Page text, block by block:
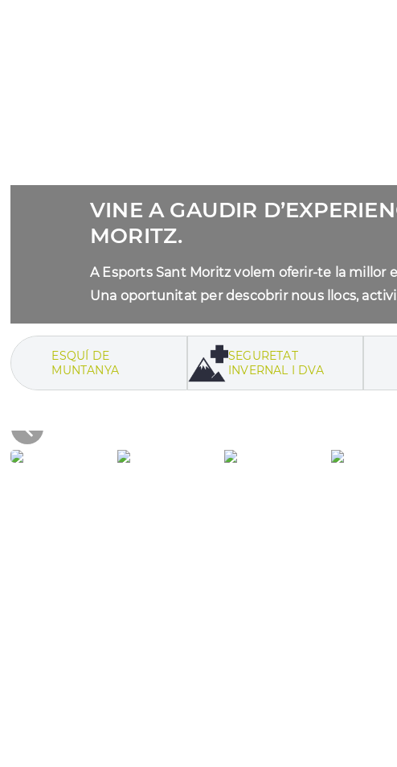
VINE A GAUDIR
MORITZ.
A Esports Sant Moritz volem oferir-te la millor
Una oportunitat per descobrir nous llocs,
ESQUÍ DE
MUNTANYA
SEGURETAT
INVERNAL I DVA